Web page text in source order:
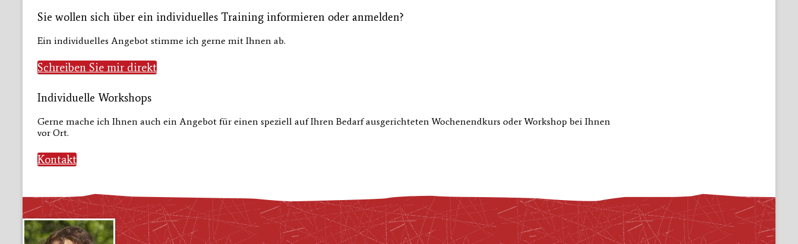
Sie wollen sich über ein individuelles Training informieren oder anmelden?
Ein individuelles Angebot stimme ich gerne mit Ihnen ab.
Schreiben Sie mir direkt
Individuelle Workshops
Gerne mache ich Ihnen auch ein Angebot für einen speziell auf Ihren Bedarf ausgerichteten Wochenendkurs oder Workshop bei Ihnen
vor Ort.
Kontakt